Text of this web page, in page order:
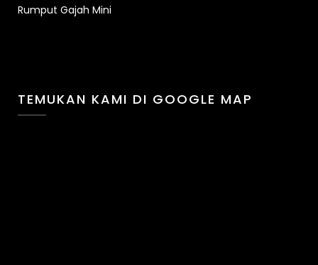
Rumput Gajah Mini
TEMUKAN KAMI DI GOOGLE MAP